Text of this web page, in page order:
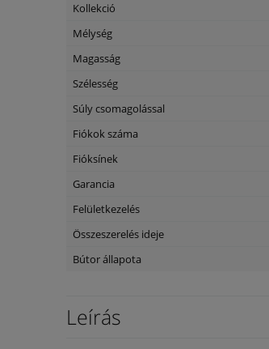
Kollekció
Mélység
Magasság
Szélesség
Súly csomagolással
Fiókok száma
Fióksínek
Garancia
Felületkezelés
Összeszerelés ideje
Bútor állapota
Leírás